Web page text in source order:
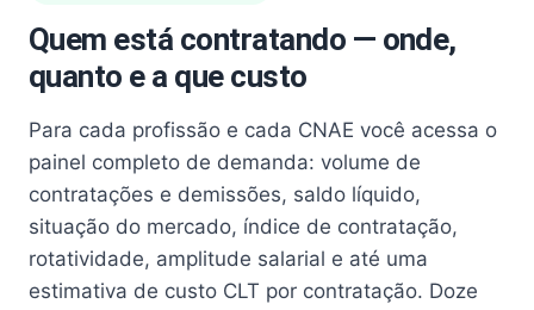
Quem está contratando — onde,
quanto e a que custo
Para cada profissão e cada CNAE você acessa o
painel completo de demanda: volume de
contratações e demissões, saldo líquido,
situação do mercado, índice de contratação,
rotatividade, amplitude salarial e até uma
estimativa de custo CLT por contratação. Doze